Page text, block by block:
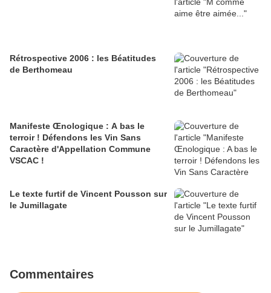
Rétrospective 2006 : les Béatitudes
de Berthomeau
Manifeste Œnologique : A bas le
terroir ! Défendons les Vin Sans
Caractère d'Appellation Commune
VSCAC !
Le texte furtif de Vincent Pousson sur
le Jumillagate
Commentaires